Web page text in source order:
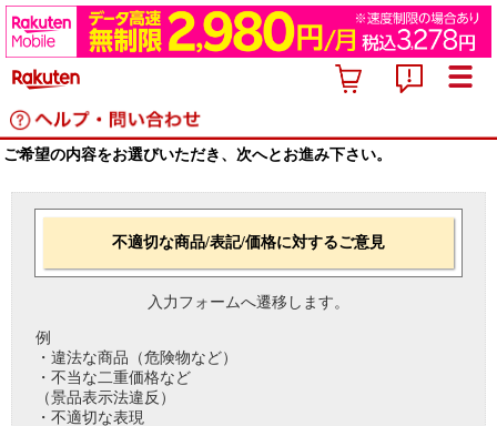
ご希望の内容をお選びいただき、次へとお進み下さい。
不適切な商品/表記/価格に対するご意見
入力フォームへ遷移します。
例
・違法な商品（危険物など）
・不当な二重価格など
（景品表示法違反）
・不適切な表現